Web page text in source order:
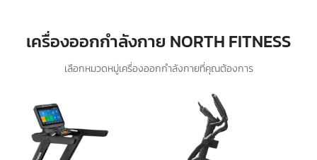
เลือกหมวดหมู่เครื่องออกกำลังกายที่คุณต้องการ
เครื่องออกกำลังกาย NORTH FITNESS